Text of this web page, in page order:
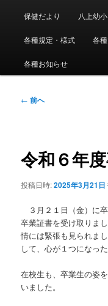
保健だより 八上幼
各種規定・様式 各
各種お知らせ
投
ゲ
ー
ョ
← 前へ
令和６年
投稿日時:2025年3月21日
３月２１日（金）に
卒業証書を受け取りま
情には緊張も見られま
して、心が１つになっ
在校生も、卒業生の姿
いました。